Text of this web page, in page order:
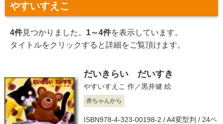
やすいすえこ
4件見つかりました。 1～4件を表示しています。
タイトルをクリックすると詳細をご覧頂けます。
だいきらい だいすき
やすいすえこ 作／黒井健 絵
赤ちゃんから
ISBN978-4-323-00198-2 / A4変型判 / 24ペ